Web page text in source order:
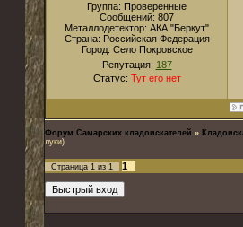
Группа: Проверенные
Сообщений: 807
Металлодетектор: АКА "Беркут"
Страна: Российская Федерация
Город: Село Покровское
Репутация: 187
Статус: Тут его нет
Форум Самарских кладоискателей »
луки)
Страница 1 из 1 1